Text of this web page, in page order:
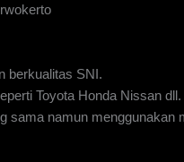
berkualitas SNI.
Toyota Honda Nissan dll.
sama namun